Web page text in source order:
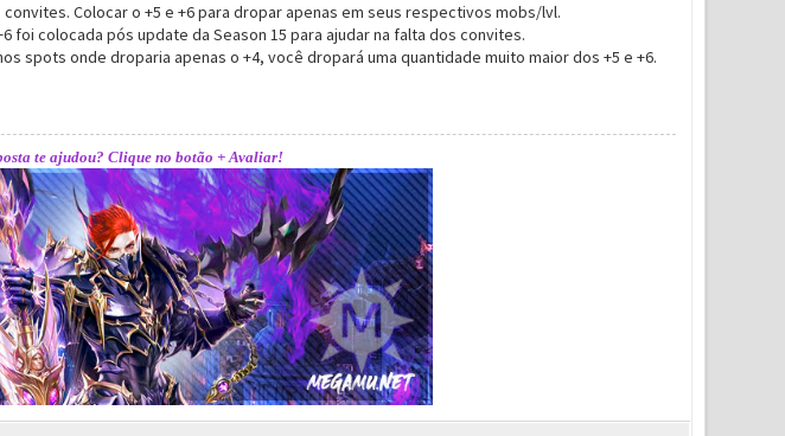
Colocar o +5 e +6 para dropar apenas em seus respectivos mobs/lvl.
foi colocada pós update da Season 15 para ajudar na falta dos convites.
spots onde droparia apenas o +4, você dropará uma quantidade muito maior dos +5 e +6.
te ajudou? Clique no botão + Avaliar!